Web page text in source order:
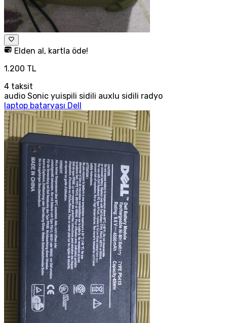
Elden al, kartla öde!
1.200 TL
4 taksit
audio Sonic yuispili sidili auxlu sidili radyo
laptop bataryası Dell